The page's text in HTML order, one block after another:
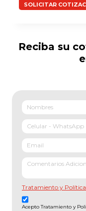
SOLICITAR
Reciba su
Tratamiento y
Acepto Tratamiento y